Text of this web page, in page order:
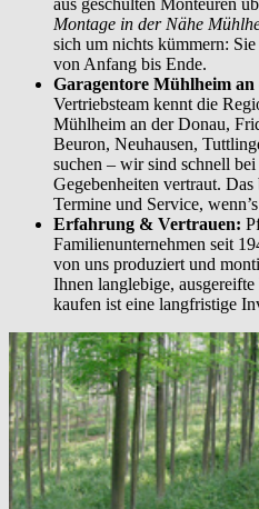
Montage in der Nähe
sich um nichts kümmern:
von Anfang bis Ende.
Garagentore Mühlheim
Vertriebsteam kennt die
Mühlheim an der Donau,
Beuron, Neuhausen,
suchen – wir sind schnell
Gegebenheiten vertraut.
Termine und Service,
Erfahrung & Vertrauen:
Familienunternehmen seit
von uns produziert und
Ihnen langlebige,
kaufen ist eine langfristige